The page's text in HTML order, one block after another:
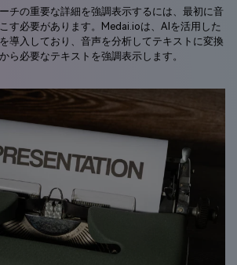
チの重要な詳細を強調表示するには、最初に音
す必要があります。Medai.ioは、AIを活用した
導入しており、音声を分析してテキストに変換
ら必要なテキストを強調表示します。